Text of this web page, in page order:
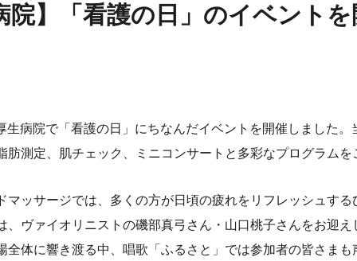
院】「看護の日」のイベント
生病院で「看護の日」にちなんだイベントを開催しました。
肪測定、肌チェック、ミニコンサートと多彩なプログラムを
マッサージでは、多くの方が日頃の疲れをリフレッシュす
、ヴァイオリニストの磯部真弓さん・山口桃子さんをお迎
全体に響き渡る中、唱歌「ふるさと」では参加者の皆さま